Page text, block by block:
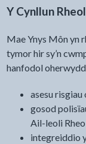
Y Cynllun
Mae Ynys Môn yn
tymor hir sy’n
hanfodol
asesu
gosod
Ail-leoli
integreiddio